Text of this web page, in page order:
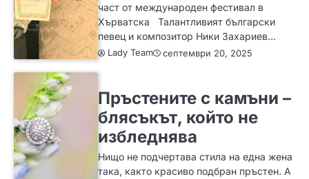
част от международен фестивал в
Хърватска Талантливият български
певец и композитор Ники Захариев…
Lady Team септември 20, 2025
Пръстените с камъни –
блясъкът, който не
избледнява
Нищо не подчертава стила на една жена
така, както красиво подбран пръстен. А